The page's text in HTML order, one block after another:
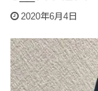
2020年6月4日